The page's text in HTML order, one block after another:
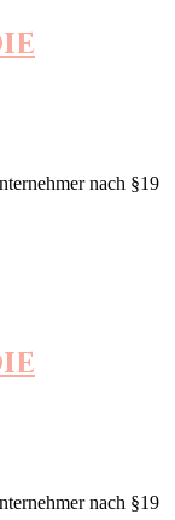
nach §19
nach §19